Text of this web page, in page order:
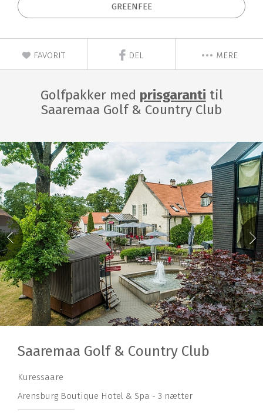
GREENFEE
FAVORIT DEL MERE
Golfpakker med prisgaranti til
Saaremaa Golf & Country Club
Saaremaa Golf & Country Club
Kuressaare
Arensburg Boutique Hotel & Spa - 3 nætter